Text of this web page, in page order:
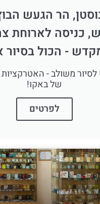
הר הגעש
כניסה לארוחת
- הכול בסיור
לסיור משולב - האטרקציות
של באקו!
לפרטים